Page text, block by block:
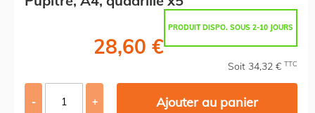
PRODUIT DISPO. SOUS 2-10 JOURS
28,60 €
Soit 34,32 € TTC
- + Ajouter au panier